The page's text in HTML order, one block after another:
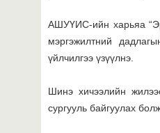
АШУҮИС-ийн харьяа
мэргэжилтний
үйлчилгээ үзүүлнэ.
Шинэ хичээлийн
сургууль байгуулах